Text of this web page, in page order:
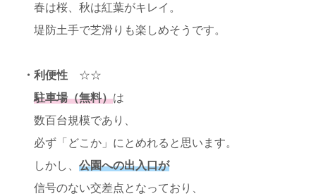
春は桜、秋は紅葉がキレイ。
堤防土手で芝滑りも楽しめそうです。
・利便性 ☆☆
駐車場（無料）は
数百台規模であり、
必ず「どこか」にとめれると思います。
しかし、 公園への出入口が
信号のない交差点となっており、